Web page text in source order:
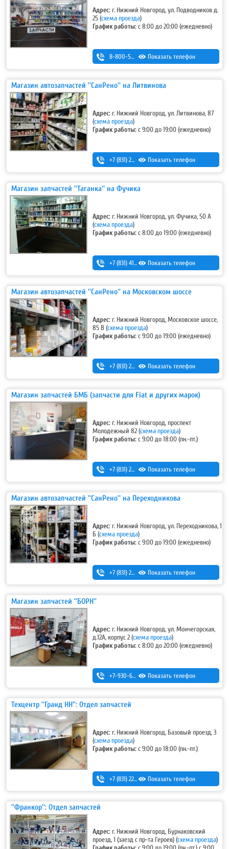
Адрес: г. Нижний Новгород, ул. Подводников д.
25 (схема проезда)
График работы:с 8:00 до 20:00 (ежедневно)
8-800-500-7-111 Показать телефон
Магазин автозапчастей ''СанРено'' на Литвинова
Адрес: г. Нижний Новгород, ул. Литвинова, 87
(схема проезда)
График работы:с 9:00 до 19:00 (ежедневно)
+7 (831) 280-69-88 Показать телефон
Магазин запчастей ''Таганка'' на Фучика
Адрес: г. Нижний Новгород, ул. Фучика, 50 А
(схема проезда)
График работы:с 8:00 до 19:00 (ежедневно)
+7 (831) 413-13-73 Показать телефон
Магазин автозапчастей ''СанРено'' на Московском шоссе
Адрес: г. Нижний Новгород, Московское шоссе,
85 В (схема проезда)
График работы:с 9:00 до 19:00 (ежедневно)
+7 (831) 280-69-88 Показать телефон
Магазин запчастей БМБ (запчасти для Fiat и других марок)
Адрес: г. Нижний Новгород, проспект
Молодежный 82 (схема проезда)
График работы:с 9:00 до 18:00 (пн.-пт.)
+7 (831) 293-54-00 ,+7-920-298-42-33
Показать телефон
Магазин автозапчастей ''СанРено'' на Переходникова
Адрес: г. Нижний Новгород, ул. Переходникова, 1
Б (схема проезда)
График работы:с 9:00 до 19:00 (ежедневно)
+7 (831) 280-69-88 Показать телефон
Магазин запчастей ''БОРН''
Адрес: г. Нижний Новгород, ул. Мончегорская,
д.12А, корпус 2 (схема проезда)
График работы:с 8:00 до 20:00 (ежедневно)
+7-930-669-82-72 Показать телефон
Техцентр ''Гранд НН'': Отдел запчастей
Адрес: г. Нижний Новгород, Базовый проезд, 3
(схема проезда)
График работы:с 9:00 до 18:00 (пн.-пт.)
+7 (831) 220-44-54 ,+7 (831) 220-44-55
Показать телефон
''Франкор'': Отдел запчастей
Адрес: г. Нижний Новгород, Бурнаковский
проезд, 1 (заезд с пр-та Героев) (схема проезда)